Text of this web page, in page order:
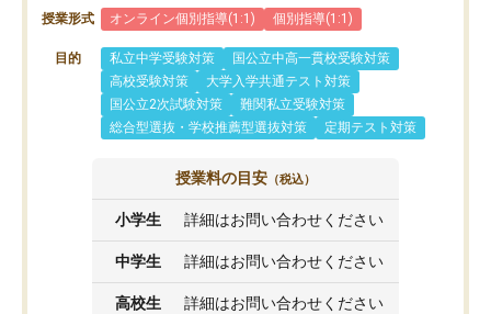
授業形式 オンライン個別指導(1:1) 個別指導(1:1)
目的 私立中学受験対策
国公立中高一貫校受験対策
高校受験対策
大学入学共通テスト対策
国公立2次試験対策
難関私立受験対策
総合型選抜・学校推薦型選抜対策
定期テスト対策
授業料の目安 （税込）
小学生 詳細はお問い合わせください
中学生 詳細はお問い合わせください
高校生 詳細はお問い合わせください